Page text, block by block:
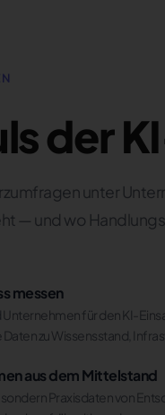
der
unter
— und wo
messen
Unternehmen für den KI-
zu Wissensstand,
aus dem Mittelstand
Praxisdaten von